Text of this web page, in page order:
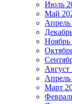
Июль
Май
Апрель
Ноябрь
Август
Апрель
Март